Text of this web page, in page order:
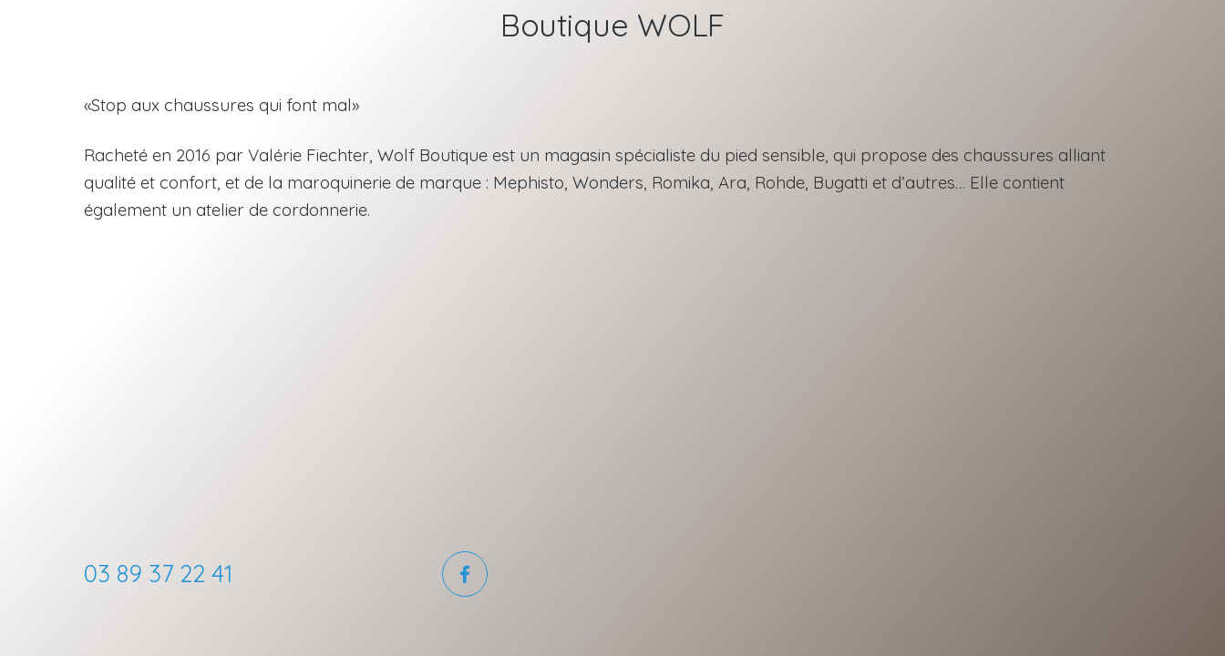
Boutique WOLF
«Stop aux chaussures qui font mal»
Racheté en 2016 par Valérie Fiechter, Wolf Boutique est un magasin spécialiste du pied sensible, qui propose des chaussures alliant
qualité et confort, et de la maroquinerie de marque : Mephisto, Wonders, Romika, Ara, Rohde, Bugatti et d’autres… Elle contient
également un atelier de cordonnerie.
03 89 37 22 41